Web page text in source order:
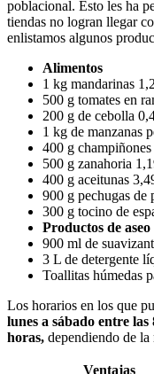
poblacional. Esto les ha
tiendas no logran llegar
enlistamos algunos
Alimentos
1 kg mandarinas
500 g tomates en
200 g de cebolla
1 kg de manzanas
400 g
500 g zanahoria
400 g aceitunas
900 g pechugas
300 g tocino de
Productos de aseo
900 ml de
3 L de detergente
Toallitas húmedas
Los horarios en los que
lunes a sábado entre las
horas, dependiendo de la
Ventajas